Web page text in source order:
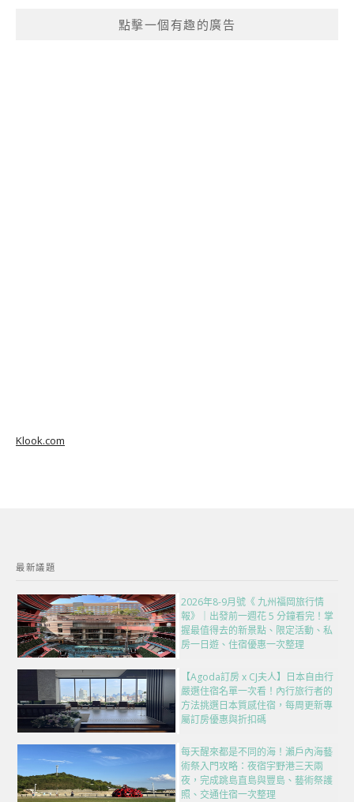
點擊一個有趣的廣告
Klook.com
最新議題
2026年8-9月號《 九州福岡旅行情
報》｜出發前一週花 5 分鐘看完！掌
握最值得去的新景點、限定活動、私
房一日遊、住宿優惠一次整理
【Agoda訂房 x CJ夫人】日本自由行
嚴選住宿名單一次看！內行旅行者的
方法挑選日本質感住宿，每周更新專
屬訂房優惠與折扣碼
每天醒來都是不同的海！瀨戶內海藝
術祭入門攻略：夜宿宇野港三天兩
夜，完成跳島直島與豐島、藝術祭護
照、交通住宿一次整理